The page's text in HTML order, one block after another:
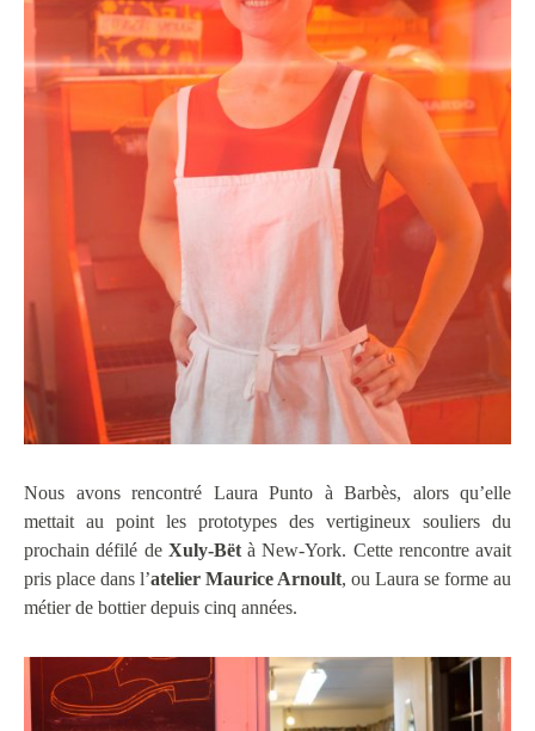
Nous avons rencontré Laura Punto à Barbès, alors qu’elle
mettait au point les prototypes des vertigineux souliers du
prochain défilé deXuly-Bëtà New-York. Cette rencontre avait
pris place dans l’atelier Maurice Arnoult, ou Laura se forme au
métier de bottier depuis cinq années.